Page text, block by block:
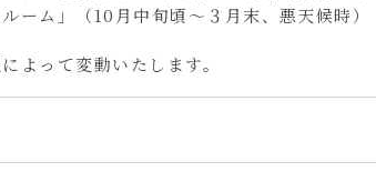
ーム」（10月中旬頃～３月末、悪天候時）
よって変動いたします。